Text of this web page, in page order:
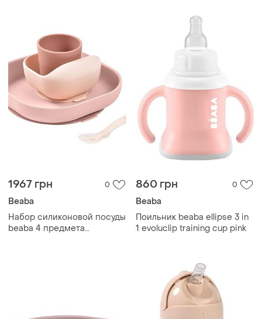
1967 грн 0
Beaba
Набор силиконовой посуды
beaba 4 предмета
860 грн 0
Beaba
Поильник beaba ellipse 3 in
1 evoluclip training cup pink